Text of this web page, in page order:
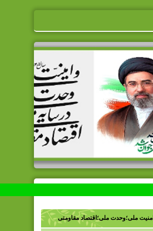
امنیت ملی؛وحدت ملی؛اقتصاد مقاومتی